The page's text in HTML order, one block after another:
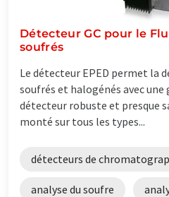
Détecteur GC pour le
soufrés
Le détecteur EPED permet la
soufrés et halogénés avec une
détecteur robuste et presque
monté sur tous les types...
détecteurs de
analyse du soufre